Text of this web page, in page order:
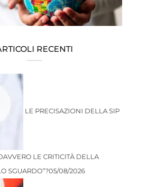
RECENTI
LE PRECISAZIONI DELLA SIP
LE CRITICITÀ DELLA
SGUARDO”?05/08/2026